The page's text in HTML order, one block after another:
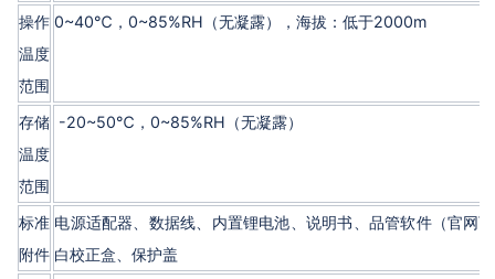
操作
温度
范围
0~40℃，0~85%RH（无凝露），海拔：低于2000m
存储
温度
范围
-20~50℃，0~85%RH（无凝露）
标准
附件
电源适配器、数据线、内置锂电池、说明书、品管软件（官网
白校正盒、保护盖